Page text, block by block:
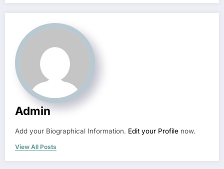
Admin
Add your Biographical Information. Edit your Profile now.
View All Posts